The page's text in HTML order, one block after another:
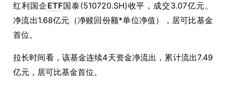
红利国企ETF国泰(510720.SH)收平，成交3.07亿元。
净流出1.68亿元（净赎回份额*单位净值），居可比基金
首位。
拉长时间看，该基金连续4天资金净流出，累计流出7.49
亿元，居可比基金首位。